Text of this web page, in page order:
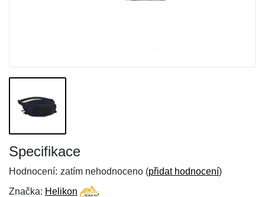
Specifikace
Hodnocení: zatím nehodnoceno (přidat hodnocení)
Značka: Helikon